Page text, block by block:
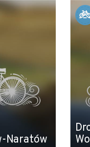
Naratów